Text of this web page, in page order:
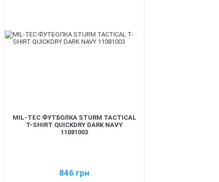
MIL-TEC ФУТБОЛКА STURM TACTICAL
T-SHIRT QUICKDRY DARK NAVY
11081003
846 грн